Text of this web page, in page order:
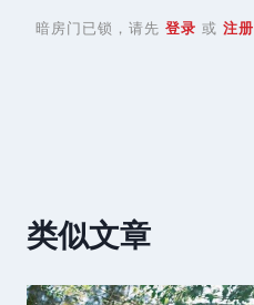
暗房门已锁，请先 登录 或 注册
类似文章